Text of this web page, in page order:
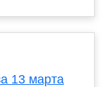
13 марта